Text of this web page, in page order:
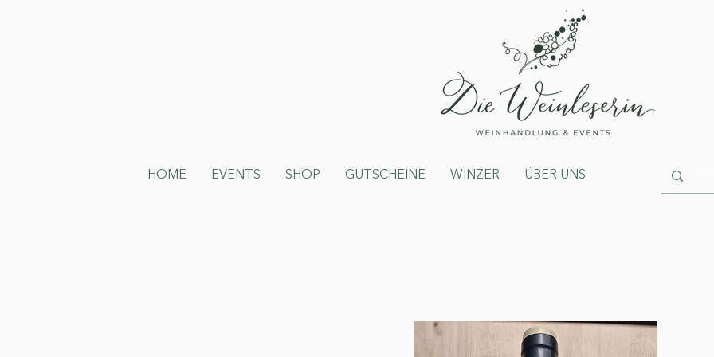
HOME EVENTS SHOP GUTSCHEINE WINZER ÜBER UNS